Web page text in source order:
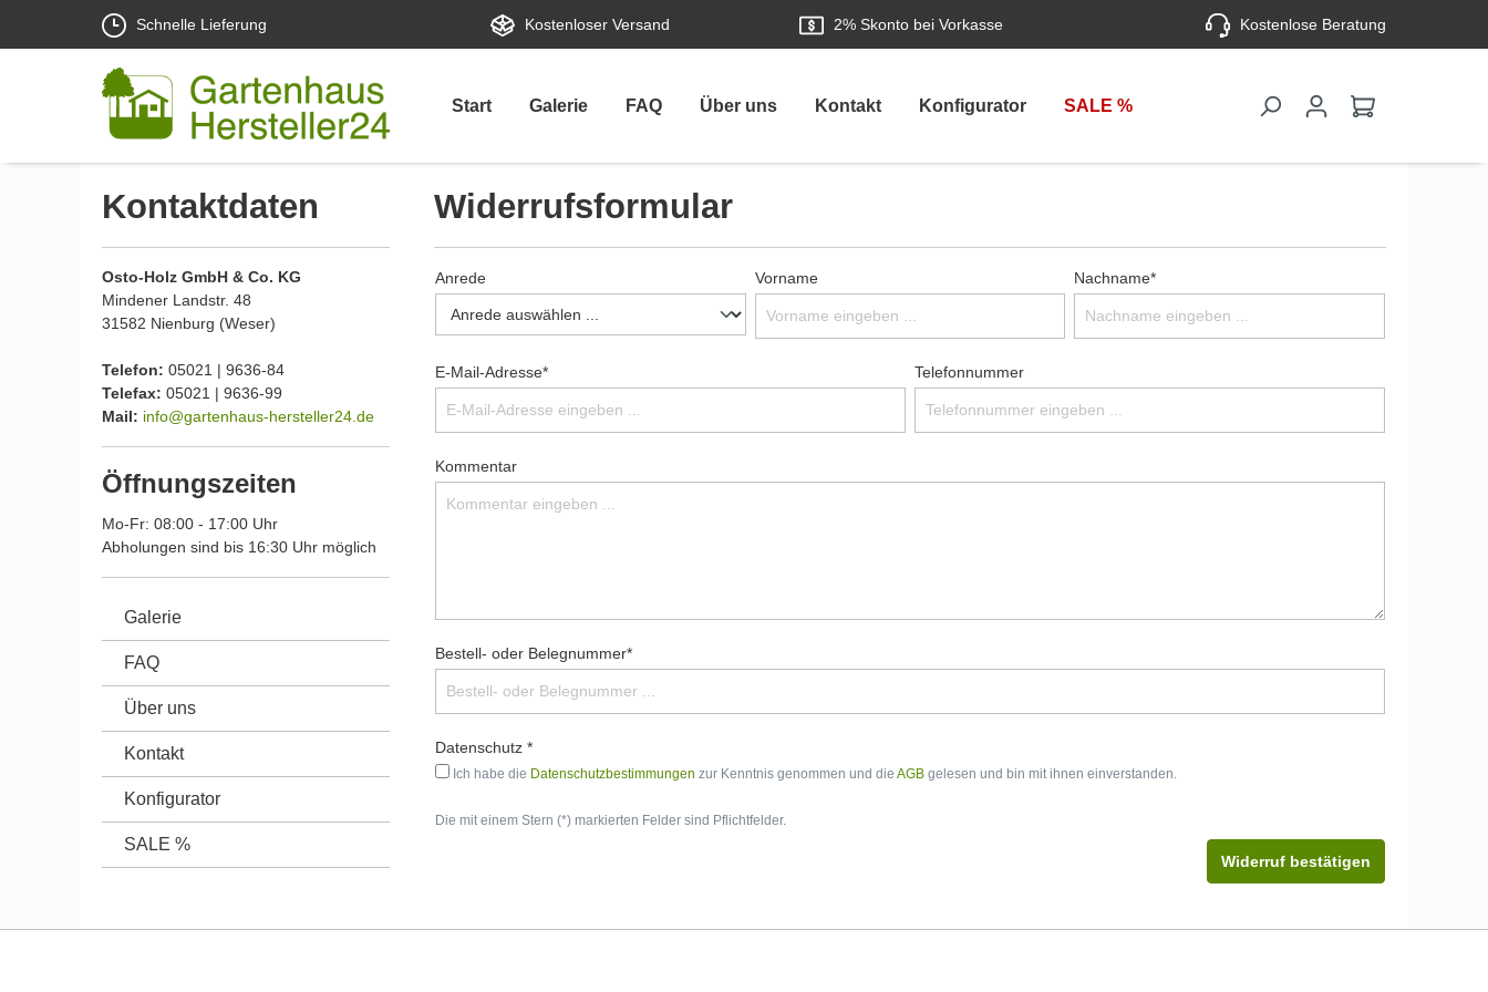
Schnelle Lieferung Kostenloser Versand 2% Skonto bei Vorkasse Kostenlose Beratung
Start Galerie FAQ Über uns Kontakt Konfigurator SALE %
Kontaktdaten
Osto-Holz GmbH & Co. KG
Mindener Landstr. 48
31582 Nienburg (Weser)
Telefon: 05021 | 9636-84
Telefax: 05021 | 9636-99
Mail: info@gartenhaus-hersteller24.de
Öffnungszeiten
Mo-Fr: 08:00 - 17:00 Uhr
Abholungen sind bis 16:30 Uhr möglich
Galerie
FAQ
Über uns
Kontakt
Konfigurator
SALE %
Widerrufsformular
Anrede Vorname Nachname*
E-Mail-Adresse* Telefonnummer
Kommentar
Bestell- oder Belegnummer*
Datenschutz *
Ich habe die Datenschutzbestimmungen zur Kenntnis genommen und die AGB gelesen und bin mit ihnen einverstanden.
Die mit einem Stern (*) markierten Felder sind Pflichtfelder.
Widerruf bestätigen